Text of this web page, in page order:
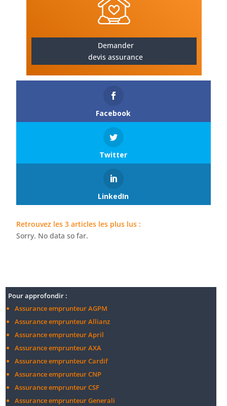
Demander
devis assurance
Facebook
Twitter
LinkedIn
Retrouvez les 3 articles les plus lus :
Sorry. No data so far.
Pour approfondir :
Assurance emprunteur AGPM
Assurance emprunteur Allianz
Assurance emprunteur April
Assurance emprunteur AXA
Assurance emprunteur Cardif
Assurance emprunteur CNP
Assurance emprunteur CSF
Assurance emprunteur Generali